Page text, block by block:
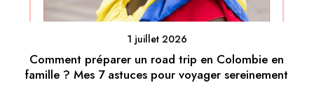
1 juillet 2026
Comment préparer un road trip en Colombie en
famille ? Mes 7 astuces pour voyager sereinement